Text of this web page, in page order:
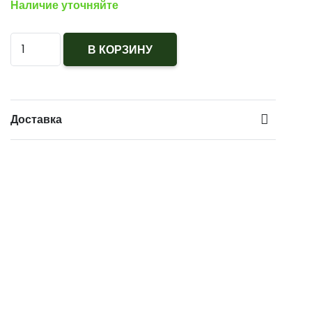
Наличие уточняйте
Количество
Буква
(флот)
золотая
В КОРЗИНУ
Доставка